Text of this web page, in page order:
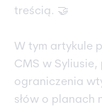
treścią. 🤝
W tym artykule
CMS w
ograniczenia
słów o planach